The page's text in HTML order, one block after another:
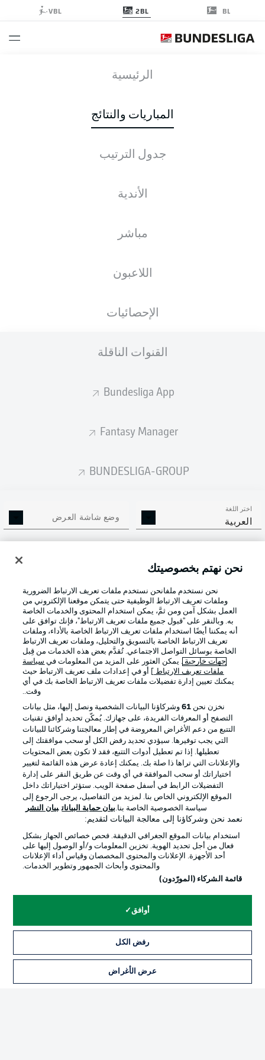
BL
2BL
VBL
الرئيسية
المباريات والنتائج
جدول الترتيب
الأندية
مباشر
اللاعبون
الإحصائيات
القنوات الناقلة
Bundesliga App
Fantasy Manager
BUNDESLIGA-GROUP
اختر اللغة
العربية وضع شاشة العرض
تسجيل الدخول
الأخبار التشكيلات الإحصائيات
انطلاق المباراة.
Football as it's meant to be
تطبيق الدوري الألماني
Official Partners
إدارة التفضيلات بيان الخصوصية
الوظائف
نحن نهتم بخصوصيتك
نحن نستخدم ملفانحن نستخدم ملفات تعريف الارتباط الضرورية
وملفات تعريف الارتباط الوظيفية حتى يتمكن موقعنا الإلكتروني من
العمل بشكل آمن ومن ثمَّ، يمكن استخدام المحتوى والخدمات الخاصة
به. وبالنقر على "قبول جميع ملفات تعريف الارتباط"، فإنك توافق على
أنه يمكننا أيضًا استخدام ملفات تعريف الارتباط الخاصة بالأداء، وملفات
تعريف الارتباط الخاصة بالتسويق والتحليل، وملفات تعريف الارتباط
الخاصة بوسائل التواصل الاجتماعي. تُقدَّم بعض هذه الخدمات من قِبل
جهات خارجية . يمكن العثور على المزيد من المعلومات في سياسة
ملفات تعريف الارتباط
] أو في إعدادات ملف تعريف الارتباط حيث
يمكنك تعيين إدارة تفضيلات ملفات تعريف الارتباط الخاصة بك في أي
وقت..
نخزن نحن 61وشركاؤنا البيانات الشخصية ونصل إليها، مثل بيانات
التصفح أو المعرفات الفريدة، على جهازك. يُمكّن تحديد أوافق تقنيات
التتبع من دعم الأغراض المعروضة في إطار معالجتنا وشركائنا للبيانات
التي يجب توفيرها. سيؤدي تحديد رفض الكل أو سحب موافقتك إلى
تعطيلها. إذا تم تعطيل أدوات التتبع، فقد لا تكون بعض المحتويات
والإعلانات التي تراها ذا صلة بك. يمكنك إعادة عرض هذه القائمة لتغيير
اختياراتك أو سحب الموافقة في أي وقت عن طريق النقر على إدارة
التفضيلات الرابط في أسفل صفحة الويب. ستؤثر اختياراتك داخل
الموقع الإلكتروني الخاص بنا. لمزيد من التفاصيل، يرجى الرجوع إلى
سياسة الخصوصية الخاصة بنا.بيان حماية البيانات بيان النشر
نعمد نحن وشركاؤنا إلى معالجة البيانات لتقديم:
استخدام بيانات الموقع الجغرافي الدقيقة. فحص خصائص الجهاز بشكل
فعال من أجل تحديد الهوية. تخزين المعلومات و/أو الوصول إليها على
أحد الأجهزة. الإعلانات والمحتوى المخصصان وقياس أداء الإعلانات
والمحتوى وأبحاث الجمهور وتطوير الخدمات.
قائمة الشركاء (المورّدون)
أوافق
رفض الكل
عرض الأغراض